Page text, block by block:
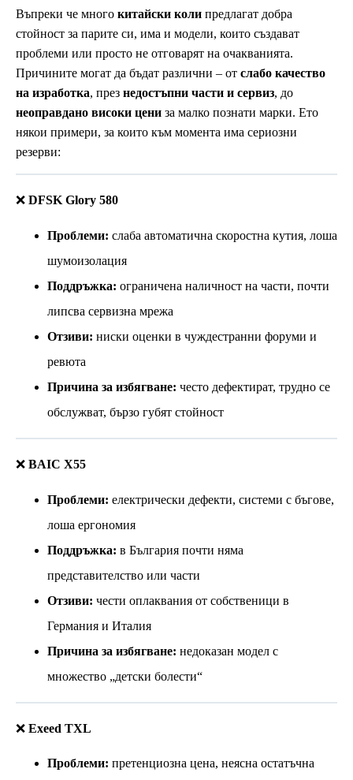
Въпреки че много китайски коли предлагат добра
стойност за парите си, има и модели, които създават
проблеми или просто не отговарят на очакванията.
Причините могат да бъдат различни – от слабо качество
на изработка, през недостъпни части и сервиз, до
неоправдано високи цени за малко познати марки. Ето
някои примери, за които към момента има сериозни
резерви:
❌ DFSK Glory 580
Проблеми: слаба автоматична скоростна кутия, лоша
шумоизолация
Поддръжка: ограничена наличност на части, почти
липсва сервизна мрежа
Отзиви: ниски оценки в чуждестранни форуми и
ревюта
Причина за избягване: често дефектират, трудно се
обслужват, бързо губят стойност
❌ BAIC X55
Проблеми: електрически дефекти, системи с бъгове,
лоша ергономия
Поддръжка: в България почти няма
представителство или части
Отзиви: чести оплаквания от собственици в
Германия и Италия
Причина за избягване: недоказан модел с
множество „детски болести“
❌ Exeed TXL
Проблеми: претенциозна цена, неясна остатъчна